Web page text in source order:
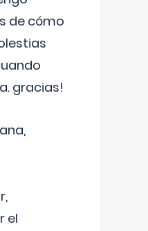
de cómo
gracias!
el